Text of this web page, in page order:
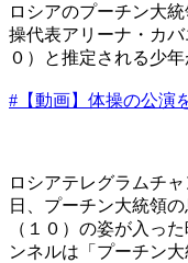
ロシアのプーチン大
操代表アリーナ・カ
０）と推定される少
#【動画】体操の公演
ロシアテレグラムチ
日、プーチン大統領
（１０）の姿が入っ
ンネルは「プーチン